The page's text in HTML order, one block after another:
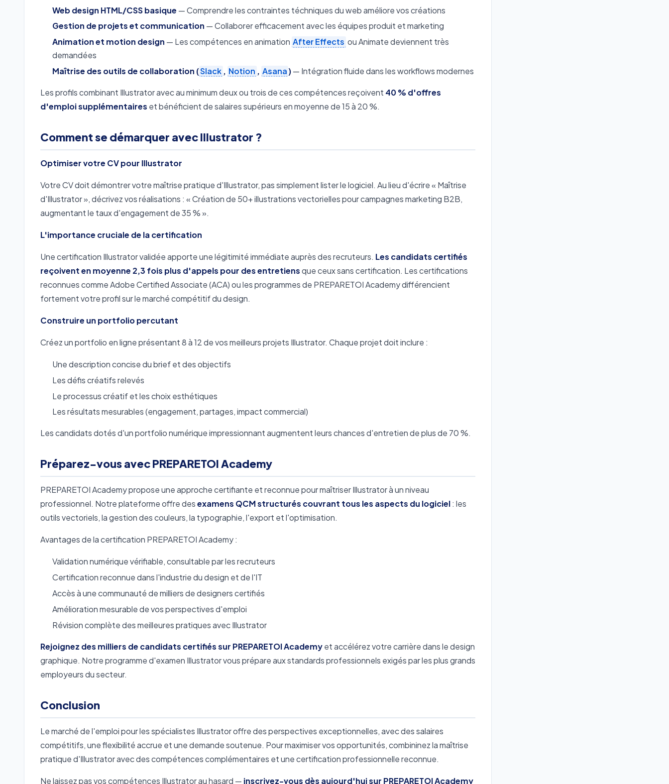
Web design HTML/CSS basique — Comprendre les contraintes téchniques du web améliore vos créations
Gestion de projets et communication — Collaborer efficacement avec les équipes produit et marketing
Animation et motion design — Les compétences en animation After Effects ou Animate deviennent très
demandées
Maîtrise des outils de collaboration (Slack , Notion , Asana)— Intégration fluide dans les workflows modernes
Les profils combinant Illustrator avec au minimum deux ou trois de ces compétences reçoivent 40 % d'offres
d'emploi supplémentaires et bénéficient de salaires supérieurs en moyenne de 15 à 20 %.
Comment se démarquer avec Illustrator ?
Optimiser votre CV pour Illustrator
Votre CV doit démontrer votre maîtrise pratique d'Illustrator, pas simplement lister le logiciel. Au lieu d'écrire « Maîtrise
d'Illustrator », décrivez vos réalisations : « Création de 50+ illustrations vectorielles pour campagnes marketing B2B,
augmentant le taux d'engagement de 35 % ».
L'importance cruciale de la certification
Une certification Illustrator validée apporte une légitimité immédiate auprès des recruteurs. Les candidats certifiés
reçoivent en moyenne 2,3 fois plus d'appels pour des entretiensque ceux sans certification. Les certifications
reconnues comme Adobe Certified Associate (ACA) ou les programmes de PREPARETOI Academy différencient
fortement votre profil sur le marché compétitif du design.
Construire un portfolio percutant
Créez un portfolio en ligne présentant 8 à 12 de vos meilleurs projets Illustrator. Chaque projet doit inclure :
Une description concise du brief et des objectifs
Les défis créatifs relevés
Le processus créatif et les choix esthétiques
Les résultats mesurables (engagement, partages, impact commercial)
Les candidats dotés d'un portfolio numérique impressionnant augmentent leurs chances d'entretien de plus de 70 %.
Préparez-vous avec PREPARETOI Academy
PREPARETOI Academy propose une approche certifiante et reconnue pour maîtriser Illustrator à un niveau
professionnel. Notre plateforme offre desexamens QCM structurés couvrant tous les aspects du logiciel: les
outils vectoriels, la gestion des couleurs, la typographie, l'export et l'optimisation.
Avantages de la certification PREPARETOI Academy :
Validation numérique vérifiable, consultable par les recruteurs
Certification reconnue dans l'industrie du design et de l'IT
Accès à une communauté de milliers de designers certifiés
Amélioration mesurable de vos perspectives d'emploi
Révision complète des meilleures pratiques avec Illustrator
Rejoignez des milliers de candidats certifiés sur PREPARETOI Academyet accélérez votre carrière dans le design
graphique. Notre programme d'examen Illustrator vous prépare aux standards professionnels exigés par les plus grands
employeurs du secteur.
Conclusion
Le marché de l'emploi pour les spécialistes Illustrator offre des perspectives exceptionnelles, avec des salaires
compétitifs, une flexibilité accrue et une demande soutenue. Pour maximiser vos opportunités, combininez la maîtrise
pratique d'Illustrator avec des compétences complémentaires et une certification professionnelle reconnue.
Ne laissez pas vos compétences Illustrator au hasard — inscrivez-vous dès aujourd'hui sur PREPARETOI Academy